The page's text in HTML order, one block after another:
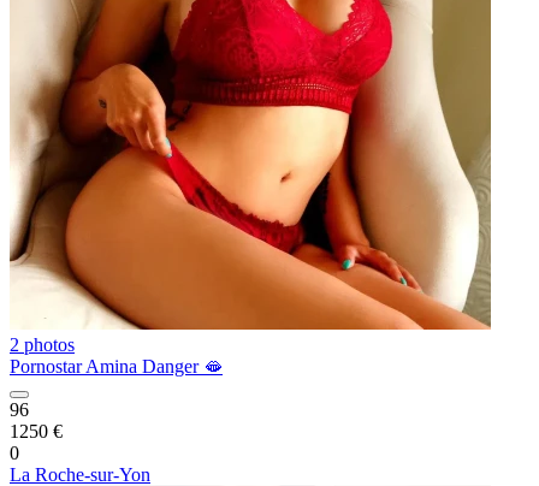
2 photos
Pornostar Amina Danger 🫦
96
1250 €
0
La Roche-sur-Yon